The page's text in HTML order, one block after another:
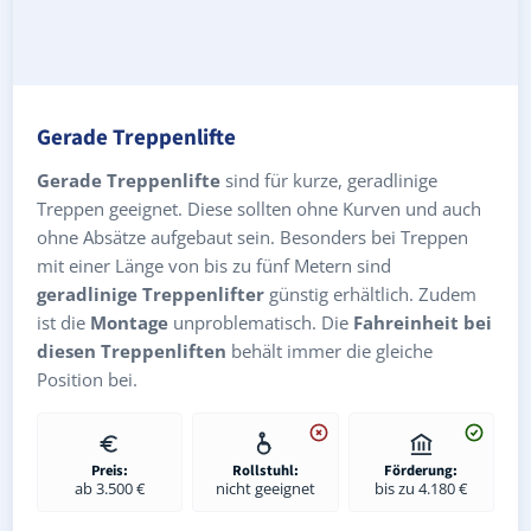
Gerade Treppenlifte
Gerade Treppenlifte sind für kurze, geradlinige
Treppen geeignet. Diese sollten ohne Kurven und auch
ohne Absätze aufgebaut sein. Besonders bei Treppen
mit einer Länge von bis zu fünf Metern sind
geradlinige Treppenlifter günstig erhältlich. Zudem
ist die Montage unproblematisch. Die Fahreinheit bei
diesen Treppenliften behält immer die gleiche
Position bei.
Preis:
ab 3.500 €
Rollstuhl:
nicht geeignet
Förderung:
bis zu 4.180 €